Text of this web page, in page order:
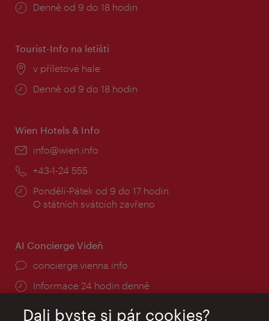
Provozní
Denně od 9 do 18 hodin
Tourist-Info na letišti
Místo:
v příletové hale
Provozní
Denně od 9 do 18 hodin
Wien Hotels & Info
E-
info@wien.info
Telefon:
+43-1-24 555
Provozní
doba:
Pondělí-Pátek od 9 do 17 hodin
O státních svátcích zavřeno
AI Concierge Vídeň
concierge.vienna.info
Informace 24 hodin denně
Dali byste si pár cookies?